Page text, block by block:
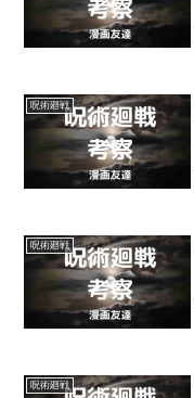
呪術廻戦
呪術廻戦
呪術廻戦